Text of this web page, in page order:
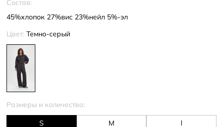
Состав:
45%хлопок 27%вис 23%нейл 5%-эл
Цвет: Темно-серый
Размеры и количество:
S M l